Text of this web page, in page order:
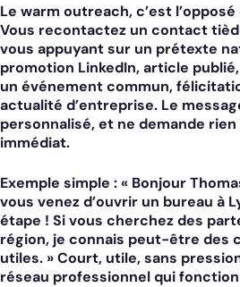
Le warm outreach, c’est
Vous recontactez un contact
vous appuyant sur un prétexte
promotion LinkedIn, article
un événement commun,
actualité d’entreprise. Le
personnalisé, et ne demande
immédiat.
Exemple simple : « Bonjour
vous venez d’ouvrir un bureau à
étape ! Si vous cherchez des
région, je connais peut-être des
utiles. » Court, utile, sans
réseau professionnel qui